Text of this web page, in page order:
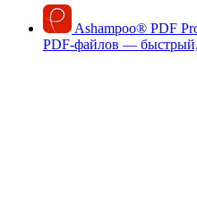
Ashampoo® PDF
PDF-файлов —